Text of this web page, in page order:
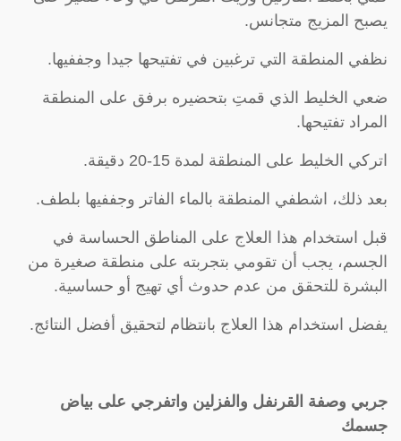
يصبح المزيج متجانس.
نظفي المنطقة التي ترغبين في تفتيحها جيدا وجففيها.
ضعي الخليط الذي قمتِ بتحضيره برفق على المنطقة
المراد تفتيحها.
اتركي الخليط على المنطقة لمدة 15-20 دقيقة.
بعد ذلك، اشطفي المنطقة بالماء الفاتر وجففيها بلطف.
قبل استخدام هذا العلاج على المناطق الحساسة في
الجسم، يجب أن تقومي بتجربته على منطقة صغيرة من
البشرة للتحقق من عدم حدوث أي تهيج أو حساسية.
يفضل استخدام هذا العلاج بانتظام لتحقيق أفضل النتائج.
جربي وصفة القرنفل والفزلين واتفرجي على بياض
جسمك